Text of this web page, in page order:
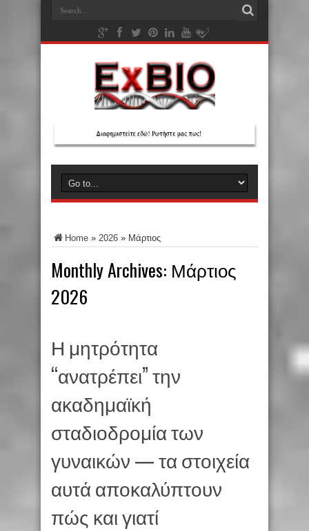
Home » 2026 » Μάρτιος
Monthly Archives: Μάρτιος
2026
Η μητρότητα
“ανατρέπει” την
ακαδημαϊκή
σταδιοδρομία των
γυναικών — τα στοιχεία
αυτά αποκαλύπτουν
πώς και γιατί